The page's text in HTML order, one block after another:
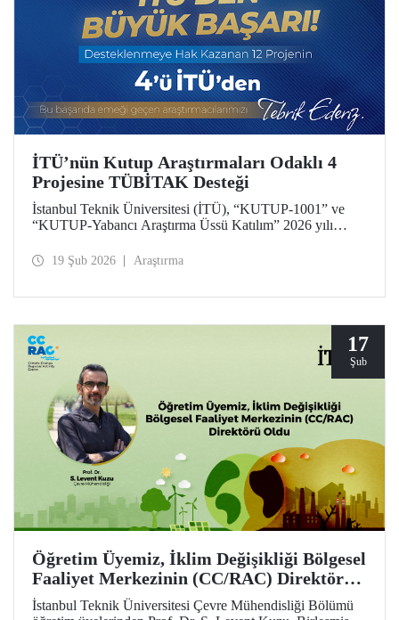
İTÜ’nün Kutup Araştırmaları Odaklı 4
Projesine TÜBİTAK Desteği
İstanbul Teknik Üniversitesi (İTÜ), “KUTUP-1001” ve
“KUTUP-Yabancı Araştırma Üssü Katılım” 2026 yılı
kazandı. Toplam 12 proje arasında İTÜ’den 4 projenin yer
19 Şub 2026 Araştırma
17
Şub
Öğretim Üyemiz, İklim Değişikliği Bölgesel
Faaliyet Merkezinin (CC/RAC) Direktörü
Oldu
İstanbul Teknik Üniversitesi Çevre Mühendisliği Bölümü